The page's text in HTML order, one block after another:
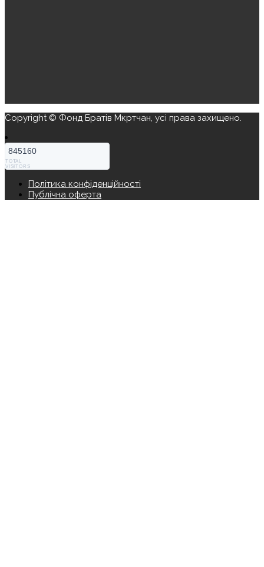
Copyright © Фонд Братів Мкртчан, усі права захищено.
845160
TOTAL
VISITORS
Політика конфіденційності
Публічна оферта